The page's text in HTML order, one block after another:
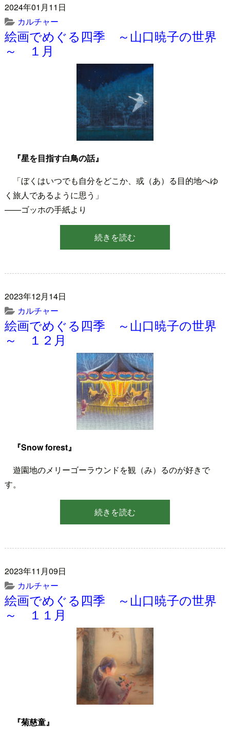
2024年01月11日
カルチャー
絵画でめぐる四季 ～山口暁子の世界
～ １月
『星を目指す白鳥の話』
「ぼくはいつでも自分をどこか、或（あ）る目的地へゆ
く旅人であるように思う」
——ゴッホの手紙より
続きを読む
2023年12月14日
カルチャー
絵画でめぐる四季 ～山口暁子の世界
～ １２月
『Snow forest』
遊園地のメリーゴーラウンドを観（み）るのが好きで
す。
続きを読む
2023年11月09日
カルチャー
絵画でめぐる四季 ～山口暁子の世界
～ １１月
『菊慈童』